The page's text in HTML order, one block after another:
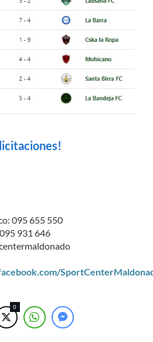
095 655 550
931 646
0